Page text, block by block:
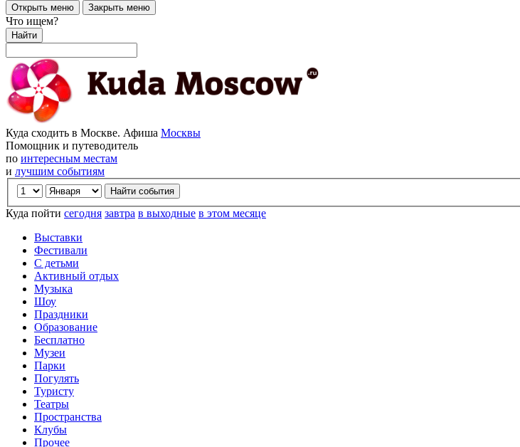
Открыть меню Закрыть меню
Что ищем?
Найти
Куда сходить в Москве. Афиша Москвы
Помощник и путеводитель
по интересным местам
и лучшим событиям
Куда пойти сегодня завтра в выходные в этом месяце
Выставки
Фестивали
С детьми
Активный отдых
Музыка
Шоу
Праздники
Образование
Бесплатно
Музеи
Парки
Погулять
Туристу
Театры
Пространства
Клубы
Прочее